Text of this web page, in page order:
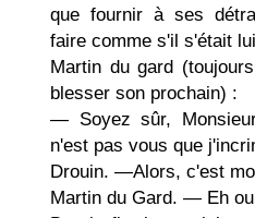
que fournir à ses
faire comme s'il s'était
Martin du gard
blesser son prochain) :
— Soyez sûr,
n'est pas vous que
Drouin. —Alors, c'est
Martin du Gard. — Eh